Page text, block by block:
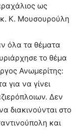
ως
Κ. Μουσουρούλη
όλα τα θέματα
το θέμα
Ανωμερίτης:
για να γίνει
Δεν
διακινούνται στο
και